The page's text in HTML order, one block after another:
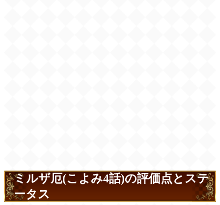
ミルザ厄(こよみ4話)の評価点とステ
ータス